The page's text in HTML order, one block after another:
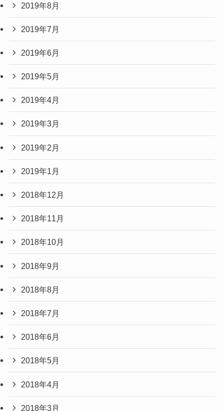
2019年8月
2019年7月
2019年6月
2019年5月
2019年4月
2019年3月
2019年2月
2019年1月
2018年12月
2018年11月
2018年10月
2018年9月
2018年8月
2018年7月
2018年6月
2018年5月
2018年4月
2018年3月